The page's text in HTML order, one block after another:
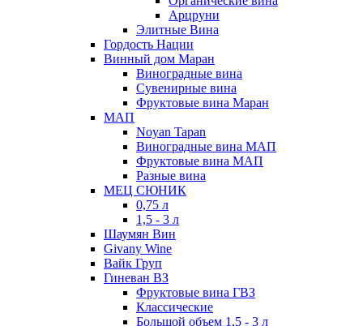
Арцруни
Элитные Вина
Гордость Нации
Винный дом Маран
Виноградные вина
Сувенирные вина
Фруктовые вина Маран
МАП
Noyan Tapan
Виноградные вина МАП
Фруктовые вина МАП
Разные вина
МЕЦ СЮНИК
0,75 л
1,5 - 3 л
Шаумян Вин
Givany Wine
Вайк Груп
Гиневан ВЗ
Фруктовые вина ГВЗ
Классические
Большой объем 1,5 - 3 л